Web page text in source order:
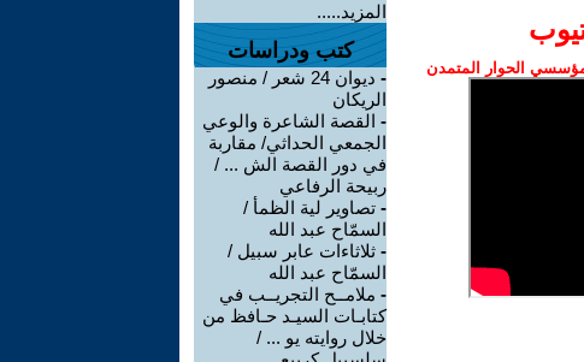
الحوار المتمدن
المزيد.....
كتب ودراسات
-
ديوان 24 شعر / منصور
الريكان
- القصة الشاعرة والوعي
الجمعي الحداثي/ مقاربة
في دور القصة الش ... /
ربيحة الرفاعي
- تصاوير لية الظمأ /
السمّاح عبد الله
- ثلاثاءات عابر سبيل /
السمّاح عبد الله
- ملامــح التجريــب في
كتابـات السيـد حـافظ من
خلال روايته يو ... /